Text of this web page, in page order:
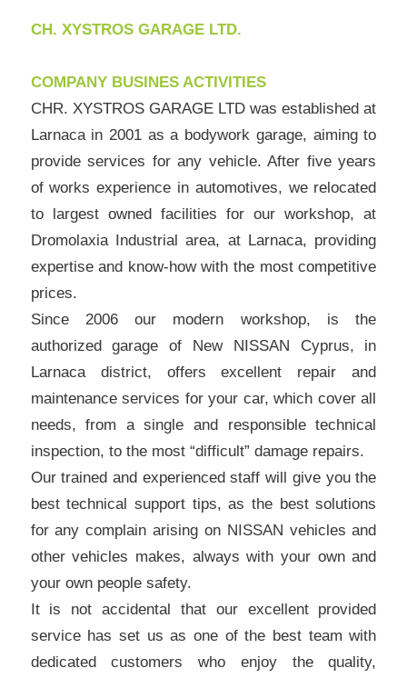
CH. XYSTROS GARAGE LTD.
COMPANY BUSINES ACTIVITIES
CHR. XYSTROS GARAGE LTD was established at
Larnaca in 2001 as a bodywork garage, aiming to
provide services for any vehicle. After five years
of works experience in automotives, we relocated
to largest owned facilities for our workshop, at
Dromolaxia Industrial area, at Larnaca, providing
expertise and know-how with the most competitive
prices.
Since 2006 our modern workshop, is the
authorized garage of New NISSAN Cyprus, in
Larnaca district, offers excellent repair and
maintenance services for your car, which cover all
needs, from a single and responsible technical
inspection, to the most “difficult” damage repairs.
Our trained and experienced staff will give you the
best technical support tips, as the best solutions
for any complain arising on NISSAN vehicles and
other vehicles makes, always with your own and
your own people safety.
It is not accidental that our excellent provided
service has set us as one of the best team with
dedicated customers who enjoy the quality,